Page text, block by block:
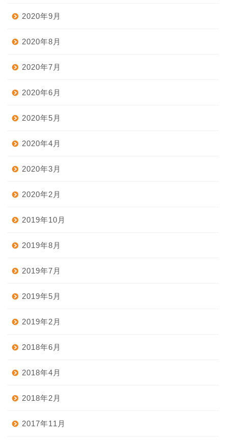
2020年9月
2020年8月
2020年7月
2020年6月
2020年5月
2020年4月
2020年3月
2020年2月
2019年10月
2019年8月
2019年7月
2019年5月
2019年2月
2018年6月
2018年4月
2018年2月
2017年11月